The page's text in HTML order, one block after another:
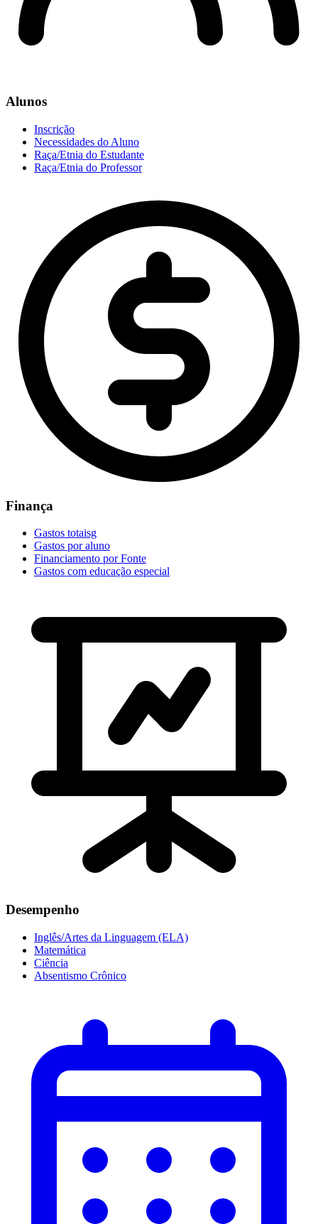
Alunos
Inscrição
Necessidades do Aluno
Raça/Etnia do Estudante
Raça/Etnia do Professor
Finança
Gastos totaisg
Gastos por aluno
Financiamento por Fonte
Gastos com educação especial
Desempenho
Inglês/Artes da Linguagem (ELA)
Matemática
Ciência
Absentismo Crônico